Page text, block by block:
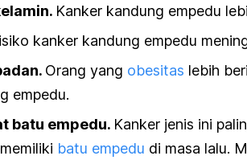
Kanker kandung empedu
kanker kandung empedu
Orang yang obesitas lebih
empedu.
batu empedu. Kanker jenis ini
batu empedu di masa lalu.